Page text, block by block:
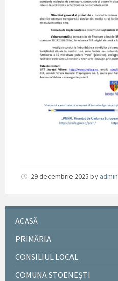
29 decembrie 2025 by admin
ACASĂ
PRIMĂRIA
CONSILIUL LOCAL
COMUNA STOENEȘTI